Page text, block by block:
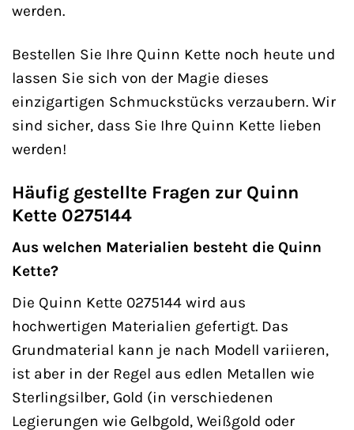
werden.
Bestellen Sie Ihre Quinn Kette noch heute und
lassen Sie sich von der Magie dieses
einzigartigen Schmuckstücks verzaubern. Wir
sind sicher, dass Sie Ihre Quinn Kette lieben
werden!
Häufig gestellte Fragen zur Quinn
Kette 0275144
Aus welchen Materialien besteht die Quinn
Kette?
Die Quinn Kette 0275144 wird aus
hochwertigen Materialien gefertigt. Das
Grundmaterial kann je nach Modell variieren,
ist aber in der Regel aus edlen Metallen wie
Sterlingsilber, Gold (in verschiedenen
Legierungen wie Gelbgold, Weißgold oder